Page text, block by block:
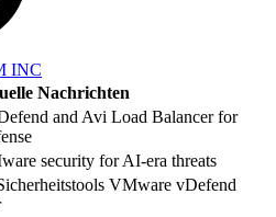
INC
Nachrichten
and Avi Load Balancer for
security for AI-era threats
VMware vDefend